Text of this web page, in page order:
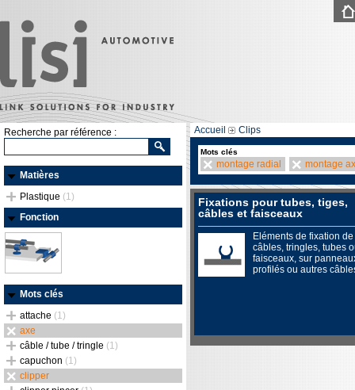
Recherche par référence :
Matières
Plastique (1)
Fonction
Mots clés
attache (1)
axe
câble / tube / tringle (1)
capuchon (1)
clipper
Accueil Clips
Mots clés
montage radial montage
Fixations pour tubes, tiges,
câbles et faisceaux
Eléments de fixation de
câbles, tringles, tubes
faisceaux, sur
profilés ou autres